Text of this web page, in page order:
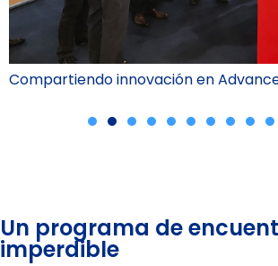
Compartiendo innovación en
Un programa de
imperdible